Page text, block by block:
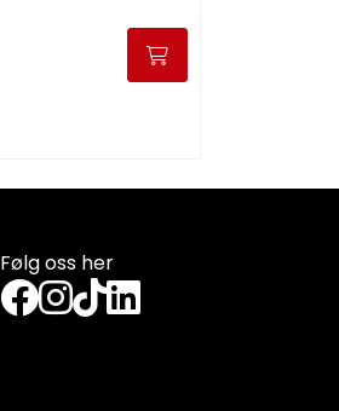
Følg oss her